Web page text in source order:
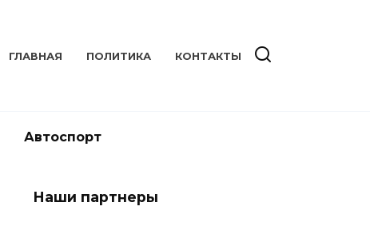
ГЛАВНАЯ ПОЛИТИКА КОНТАКТЫ
Автоспорт
Наши партнеры